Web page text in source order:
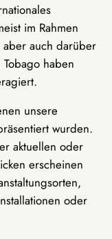
im Rahmen
aber auch darüber
haben
unsere
wurden.
aktuellen oder
erscheinen
oder